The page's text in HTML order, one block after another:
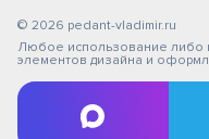
© 2026 pedant-vladimir.ru
Любое использование либо
элементов дизайна и